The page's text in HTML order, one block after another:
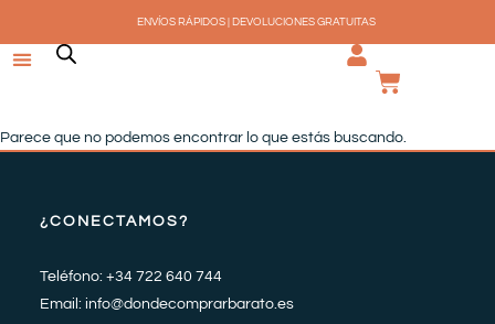
contenido
ENVÍOS RÁPIDOS | DEVOLUCIONES GRATUITAS
Parece que no podemos encontrar lo que estás buscando.
¿CONECTAMOS?
Teléfono: +34 722 640 744
Email: info@dondecomprarbarato.es